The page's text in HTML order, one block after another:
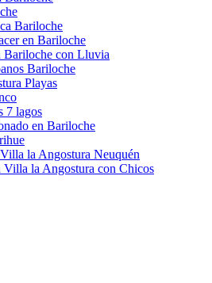
Bariloche
en Bariloche
Bariloche con Lluvia
Bariloche
Playas
7 lagos
en Bariloche
la Angostura Neuquén
Villa la Angostura con Chicos